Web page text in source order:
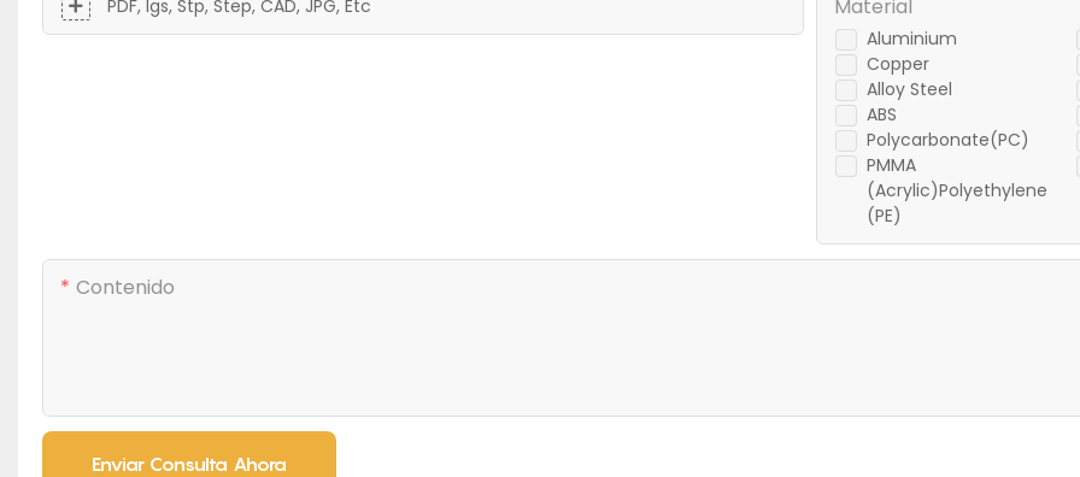
PDF, Igs, Stp, Step, CAD, JPG, Etc
Aluminium
Copper
Alloy Steel
ABS
Polycarbonate(PC)
PMMA
(Acrylic)Polyethylene
(PE)
Material
Contenido
Enviar Consulta Ahora